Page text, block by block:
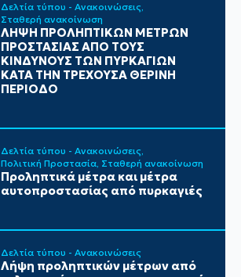
Δελτία τύπου - Ανακοινώσεις
Σταθερή ανακοίνωση
ΛΗΨΗ ΠΡΟΛΗΠΤΙΚΩΝ ΜΕΤΡΩΝ
ΠΡΟΣΤΑΣΙΑΣ ΑΠΟ ΤΟΥΣ
ΚΙΝΔΥΝΟΥΣ ΤΩΝ ΠΥΡΚΑΓΙΩΝ
ΚΑΤΑ ΤΗΝ ΤΡΕΧΟΥΣΑ ΘΕΡΙΝΗ
ΠΕΡΙΟΔΟ
Δελτία τύπου - Ανακοινώσεις
Πολιτική Προστασία Σταθερή ανακοίνωση
Προληπτικά μέτρα και μέτρα
αυτοπροστασίας από πυρκαγιές
Δελτία τύπου - Ανακοινώσεις
Λήψη προληπτικών μέτρων από